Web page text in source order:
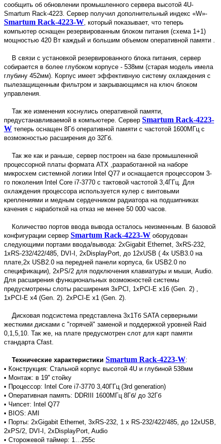
сообщить об обновлении промышленного сервера высотой 4U-
Smartum Rack-4223. Сервер получил дополнительный индекс «W»-
Smartum Rack-4223-W , который показывает, что теперь
компьютер оснащен резервированным блоком питания (схема 1+1)
мощностью 420 Вт каждый и большим объемом оперативной памяти .
В связи с установкой резервированного блока питания, сервер
собирается в более глубоком корпусе - 538мм (старая модель имела
глубину 452мм). Корпус имеет эффективную систему охлаждения с
пылезащищенным фильтром и закрывающимся на ключ блоком
управления.
Так же изменения коснулись оперативной памяти,
предустанавливаемой в компьютере. Сервер Smartum Rack-4223-
W теперь оснащен 8Гб оперативной памяти с частотой 1600МГц с
возможностью расширения до 32Гб.
Так же как и раньше, сервер построен на базе промышленной
процессорной платы формата ATX ,разработанной на наборе
микросхем системной логики Intel Q77 и оснащается процессором 3-
го поколения Intel Core i7-3770 с тактовой частотой 3,4ГГц. Для
охлаждения процессора используется кулер с винтовыми
креплениями и медным сердечником радиатора на подшипниках
качения с наработкой на отказ не менее 50 000 часов.
Количество портов ввода вывода осталось неизменным. В базовой
конфигурации сервер Smartum Rack-4223-W оборудован
следующими портами ввода/вывода: 2xGigabit Ethernet, 3xRS-232,
1xRS-232/422/485, DVI-I, 2xDisplayPort, до 12xUSB ( 4х USB3.0 на
плате,2х USB2.0 на передней панели корпуса, 6x USB2.0 по
спецификации), 2xPS/2 для подключения клавиатуры и мыши, Audio.
Для расширения функциональных возможностей системы
предусмотрены слоты расширения 3xPCI, 1xPCI-E x16 (Gen. 2) ,
1xPCI-E x4 (Gen. 2). 2xPCI-E x1 (Gen. 2).
Дисковая подсистема представлена 3x1Тб SATA серверными
жесткими дисками с "горячей" заменой и поддержкой уровней Raid
0,1,5,10. Так же, на плате предусмотрен слот для карт памяти
стандарта Cfast.
Технические характеристики Smartum Rack-4223-W:
• Конструкция: Стальной корпус высотой 4U и глубиной 538мм
• Монтаж: в 19'' стойку
• Процессор: Intel Core i7-3770 3,40ГГц (3rd generation)
• Оперативная память: DDRIII 1600МГц 8Гб/ до 32Гб
• Чипсет: Intel Q77
• BIOS: AMI
• Порты: 2xGigabit Ethernet, 3xRS-232, 1 x RS-232/422/485, до 12xUSB,
2xPS/2, DVI-I, 2xDisplayPort, Audio
• Сторожевой таймер: 1…255с